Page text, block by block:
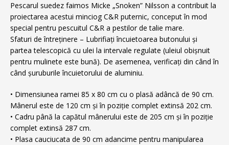
Pescarul suedez faimos Micke „Snoken” Nilsson a contribuit la
proiectarea acestui minciog C&R puternic, conceput în mod
special pentru pescuitul C&R a pestilor de talie mare.
Sfaturi de întreținere – Lubrifiați încuietoarea butonului și
partea telescopică cu ulei la intervale regulate (uleiul obișnuit
pentru mulinete este bună). De asemenea, verificați din când în
când șuruburile încuietorului de aluminiu.
• Dimensiunea ramei 85 x 80 cm cu o plasă adâncă de 90 cm.
Mânerul este de 120 cm și în poziție complet extinsă 202 cm.
• Cadru până la capătul mânerului este de 205 cm și în poziție
complet extinsă 287 cm.
• Plasa cauciucata de 90 cm adancime pentru manipularea